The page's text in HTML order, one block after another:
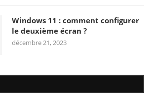
Windows 11 : comment configurer
le deuxième écran ?
décembre 21, 2023